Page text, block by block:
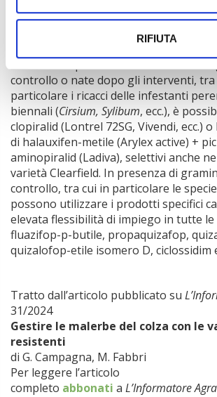
RIFIUTA
incremento di acido abscissico con
dei processi di traspirazione e
controllo o nate dopo gli interventi, tra
particolare i ricacci delle infestanti
biennali (Cirsium, Sylibum, ecc.), è
clopiralid (Lontrel 72SG, Vivendi, ecc.)
di halauxifen-metile (Arylex active) +
aminopiralid (Ladiva), selettivi anche
varietà Clearfield. In presenza di
controllo, tra cui in particolare le
possono utilizzare i prodotti specifici
elevata flessibilità di impiego in tutte le
fluazifop-p-butile, propaquizafop,
quizalofop-etile isomero D, ciclossidim
Tratto dall’articolo pubblicato su
31/2024
Gestire le malerbe del colza con le
resistenti
di G. Campagna, M. Fabbri
Per leggere l’articolo
completo abbonati a L’Informatore